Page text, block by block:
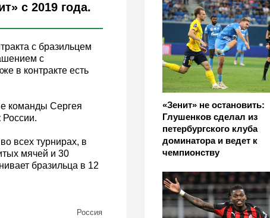
«Зенит» не остановить:
Глушенков сделал из
петербургского клуба
доминатора и ведет к
чемпионству
с 2019 года.
с бразильцем
с
в контракте есть
команды Сергея
всех турнирах, в
мячей и 30
бразильца в 12
Россия